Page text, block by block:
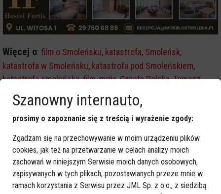
Więcej o: film o Smoleńsku, katastrofa, Smoleńsk,
katastrofa w Smoleńsku, katastrofa pod Smoleńskiem,
katastrofa smoleńska,film,mgła,Gazeta Polska,Tomasz
Sakiewicz
Joanna Lichocka
Ostrołęka ,Antoni Macierewicz
Szanowny internauto,
prosimy o zapoznanie się z treścią i wyrażenie zgody:
Zgadzam się na przechowywanie w moim urządzeniu plików
cookies, jak też na przetwarzanie w celach analizy moich
zachowań w niniejszym Serwisie moich danych osobowych,
zapisywanych w tych plikach, pozostawianych przeze mnie w
ramach korzystania z Serwisu przez JML Sp. z o.o., z siedzibą